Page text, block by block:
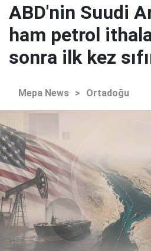
ABD'nin Suudi
ham petrol
sonra ilk kez
Mepa News > Ortadoğu